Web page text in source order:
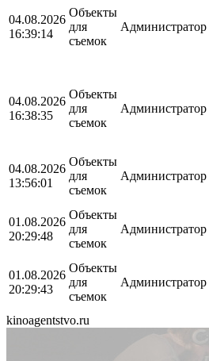
04.08.2026
16:39:14
Объекты
для
съемок
Администратор
04.08.2026
16:38:35
Объекты
для
съемок
Администратор
04.08.2026
13:56:01
Объекты
для
съемок
Администратор
01.08.2026
20:29:48
Объекты
для
съемок
Администратор
01.08.2026
20:29:43
Объекты
для
съемок
Администратор
kinoagentstvo.ru